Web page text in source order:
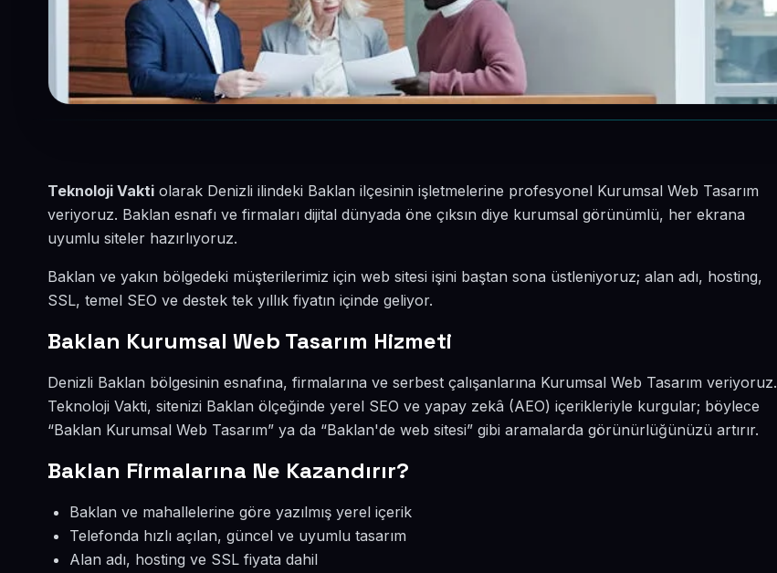
Teknoloji Vakti olarak Denizli ilindeki Baklan ilçesinin işletmelerine profesyonel Kurumsal Web Tasarım
veriyoruz. Baklan esnafı ve firmaları dijital dünyada öne çıksın diye kurumsal görünümlü, her ekrana
uyumlu siteler hazırlıyoruz.
Baklan ve yakın bölgedeki müşterilerimiz için web sitesi işini baştan sona üstleniyoruz; alan adı, hosting,
SSL, temel SEO ve destek tek yıllık fiyatın içinde geliyor.
Baklan Kurumsal Web Tasarım Hizmeti
Denizli Baklan bölgesinin esnafına, firmalarına ve serbest çalışanlarına Kurumsal Web Tasarım veriyoruz.
Teknoloji Vakti, sitenizi Baklan ölçeğinde yerel SEO ve yapay zekâ (AEO) içerikleriyle kurgular; böylece
“Baklan Kurumsal Web Tasarım” ya da “Baklan'de web sitesi” gibi aramalarda görünürlüğünüzü artırır.
Baklan Firmalarına Ne Kazandırır?
Baklan ve mahallelerine göre yazılmış yerel içerik
Telefonda hızlı açılan, güncel ve uyumlu tasarım
Alan adı, hosting ve SSL fiyata dahil